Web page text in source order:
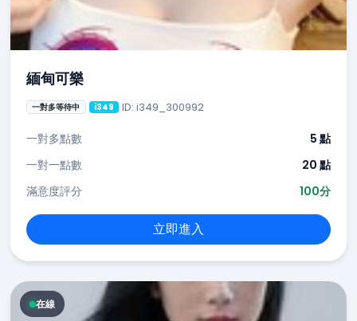
緬甸可樂
一對多等待中 i349 ID: i349_300992
一對多點數
5 點
一對一點數
20 點
滿意度評分
100分
立即進入
在線